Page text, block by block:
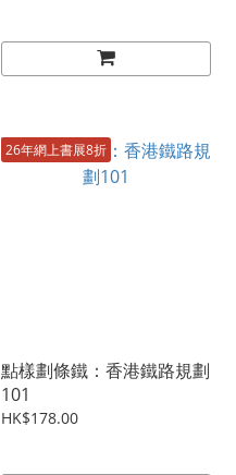
26年網上書展8折
點樣劃條鐵：香港鐵路規劃
101
HK$178.00